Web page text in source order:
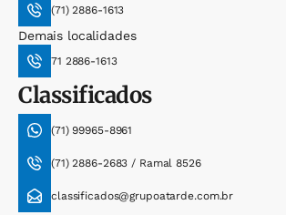
(71) 2886-1613
Demais localidades
71 2886-1613
Classificados
(71) 99965-8961
(71) 2886-2683 / Ramal 8526
classificados@grupoatarde.com.br